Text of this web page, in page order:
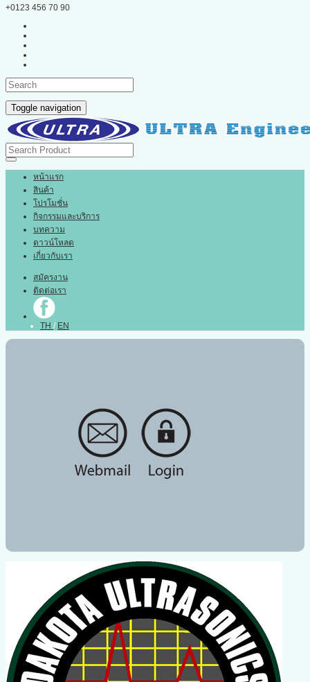
+0123 456 70 90
Toggle navigation
หน้าแรก
สินค้า
โปรโมชั่น
กิจกรรมและบริการ
บทความ
ดาวน์โหลด
เกี่ยวกับเรา
สมัครงาน
ติดต่อเรา
TH / EN